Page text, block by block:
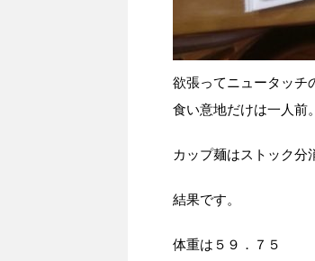
欲張ってニュータッチ
食い意地だけは一人前。
カップ麺はストック分
結果です。
体重は５９．７５